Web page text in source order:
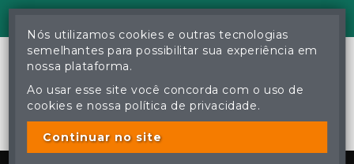
© Gustavo Correa Pereira da Silva - Leiloeiro Público Oficial -
Matrícula nº 26 JUCEMS - Todos os direitos reservados
A cópia ou reprodução não autorizada do conteúdo deste site
poderá acarretar em penas previstas em lei.
Nós utilizamos cookies e outras tecnologias
semelhantes para possibilitar sua experiência em
nossa plataforma.
Ao usar esse site você concorda com o uso de
cookies e nossa política de privacidade.
Continuar no site